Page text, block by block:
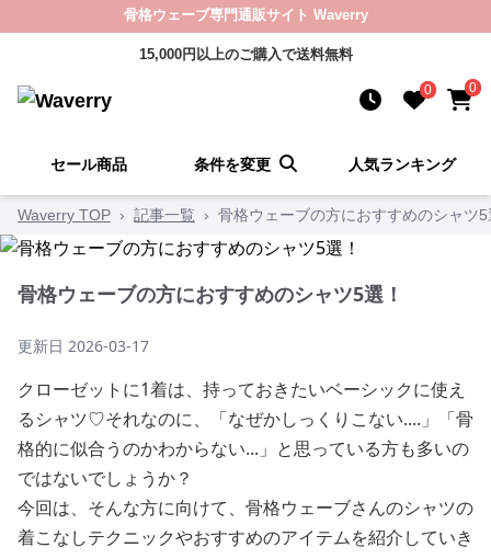
骨格ウェーブ専門通販サイト Waverry
15,000円以上のご購入で送料無料
0 0
セール商品 条件を変更 人気ランキング
Waverry TOP › 記事一覧 › 骨格ウェーブの方におすすめのシャツ5
骨格ウェーブの方におすすめのシャツ5選！
更新日 2026-03-17
クローゼットに1着は、持っておきたいベーシックに使え
るシャツ♡それなのに、「なぜかしっくりこない....」「骨
格的に似合うのかわからない...」と思っている方も多いの
ではないでしょうか？
今回は、そんな方に向けて、骨格ウェーブさんのシャツの
着こなしテクニックやおすすめのアイテムを紹介していき